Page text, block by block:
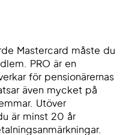
Mastercard måste du
PRO är en
för pensionärernas
även mycket på
Utöver
är minst 20 år